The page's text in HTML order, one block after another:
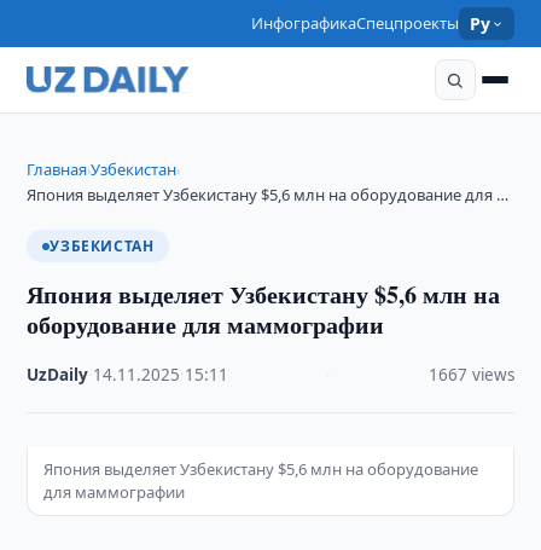
ИнфографикаСпецпроекты Ру
Главная›Узбекистан›
Япония выделяет Узбекистану $5,6 млн на оборудование для …
УЗБЕКИСТАН
Япония выделяет Узбекистану $5,6 млн на
оборудование для маммографии
UzDaily 14.11.2025 15:11 1667 views
Япония выделяет Узбекистану $5,6 млн на оборудование
для маммографии